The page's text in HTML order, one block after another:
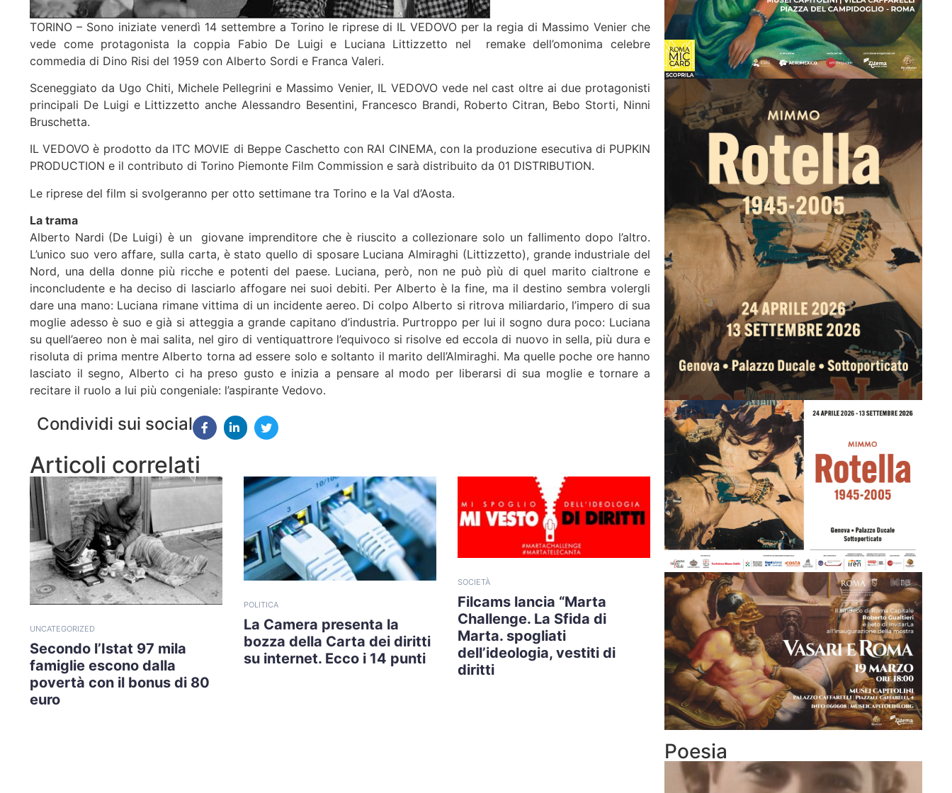
TORINO – Sono iniziate venerdì 14 settembre a Torino le riprese di IL VEDOVO per la regia di Massimo Venier che
vede come protagonista la coppia Fabio De Luigi e Luciana Littizzetto nel remake dell’omonima celebre
commedia di Dino Risi del 1959 con Alberto Sordi e Franca Valeri.
Sceneggiato da Ugo Chiti, Michele Pellegrini e Massimo Venier, IL VEDOVO vede nel cast oltre ai due protagonisti
principali De Luigi e Littizzetto anche Alessandro Besentini, Francesco Brandi, Roberto Citran, Bebo Storti, Ninni
Bruschetta.
IL VEDOVO è prodotto da ITC MOVIE di Beppe Caschetto con RAI CINEMA, con la produzione esecutiva di PUPKIN
PRODUCTION e il contributo di Torino Piemonte Film Commission e sarà distribuito da 01 DISTRIBUTION.
Le riprese del film si svolgeranno per otto settimane tra Torino e la Val d’Aosta.
La trama
Alberto Nardi (De Luigi) è un giovane imprenditore che è riuscito a collezionare solo un fallimento dopo l’altro.
L’unico suo vero affare, sulla carta, è stato quello di sposare Luciana Almiraghi (Littizzetto), grande industriale del
Nord, una della donne più ricche e potenti del paese. Luciana, però, non ne può pìù di quel marito cialtrone e
inconcludente e ha deciso di lasciarlo affogare nei suoi debiti. Per Alberto è la fine, ma il destino sembra volergli
dare una mano: Luciana rimane vittima di un incidente aereo. Di colpo Alberto si ritrova miliardario, l’impero di sua
moglie adesso è suo e già si atteggia a grande capitano d’industria. Purtroppo per lui il sogno dura poco: Luciana
su quell’aereo non è mai salita, nel giro di ventiquattrore l’equivoco si risolve ed eccola di nuovo in sella, più dura e
risoluta di prima mentre Alberto torna ad essere solo e soltanto il marito dell’Almiraghi. Ma quelle poche ore hanno
lasciato il segno, Alberto ci ha preso gusto e inizia a pensare al modo per liberarsi di sua moglie e tornare a
recitare il ruolo a lui più congeniale: l’aspirante Vedovo.
Condividi sui social
Articoli correlati
UNCATEGORIZED
Secondo l’Istat 97 mila
famiglie escono dalla
povertà con il bonus di 80
euro
POLITICA
La Camera presenta la
bozza della Carta dei diritti
su internet. Ecco i 14 punti
SOCIETÀ
Filcams lancia “Marta
Challenge. La Sfida di
Marta. spogliati
dell’ideologia, vestiti di
diritti
Poesia